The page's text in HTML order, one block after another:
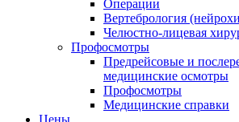
Операции
Вертебрология
Челюстно-лицевая
Профосмотры
Предрейсовые и
медицинские осмотры
Профосмотры
Медицинские справки